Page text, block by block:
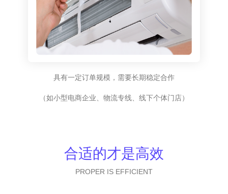
具有一定订单规模，需要长期稳定合作
（如小型电商企业、物流专线、线下个体门店）
合适的才是高效
PROPER IS EFFICIENT